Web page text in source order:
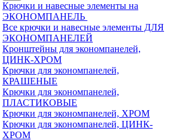
Крючки и навесные элементы на
ЭКОНОМПАНЕЛЬ
Все крючки и навесные элементы ДЛЯ
ЭКОНОМПАНЕЛЕЙ
Кронштейны для экономпанелей,
ЦИНК-ХРОМ
Крючки для экономпанелей,
КРАШЕНЫЕ
Крючки для экономпанелей,
ПЛАСТИКОВЫЕ
Крючки для экономпанелей, ХРОМ
Крючки для экономпанелей, ЦИНК-
ХРОМ